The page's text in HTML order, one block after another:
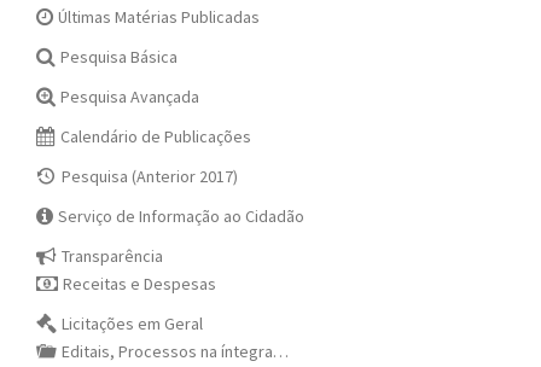
Últimas Matérias Publicadas
Pesquisa Básica
Pesquisa Avançada
Calendário de Publicações
Pesquisa (Anterior 2017)
Serviço de Informação ao Cidadão
Transparência
Receitas e Despesas
Licitações em Geral
Editais, Processos na íntegra…